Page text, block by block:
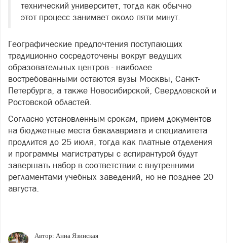
технический университет, тогда как обычно
этот процесс занимает около пяти минут.
Географические предпочтения поступающих
традиционно сосредоточены вокруг ведущих
образовательных центров - наиболее
востребованными остаются вузы Москвы, Санкт-
Петербурга, а также Новосибирской, Свердловской и
Ростовской областей.
Согласно установленным срокам, прием документов
на бюджетные места бакалавриата и специалитета
продлится до 25 июля, тогда как платные отделения
и программы магистратуры с аспирантурой будут
завершать набор в соответствии с внутренними
регламентами учебных заведений, но не позднее 20
августа.
Автор: Анна Язинская